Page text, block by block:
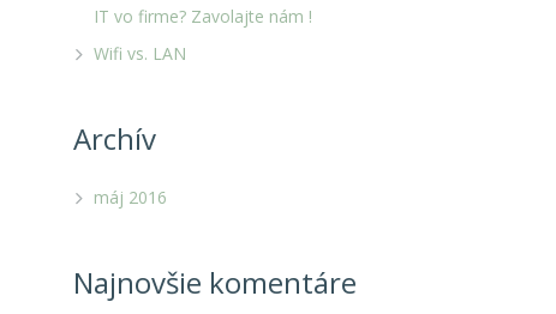
IT vo firme? Zavolajte nám !
Wifi vs. LAN
Archív
máj 2016
Najnovšie komentáre